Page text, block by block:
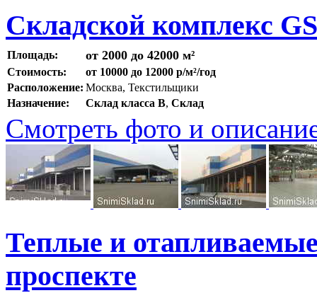
Складской комплекс
Площадь: от 2000 до 42000 м²
Стоимость:
от 10000 до 12000 р/м²/год
Расположение: Москва, Текстильщики
Назначение:
Склад класса B, Склад
Смотреть фото и
Теплые и
проспекте